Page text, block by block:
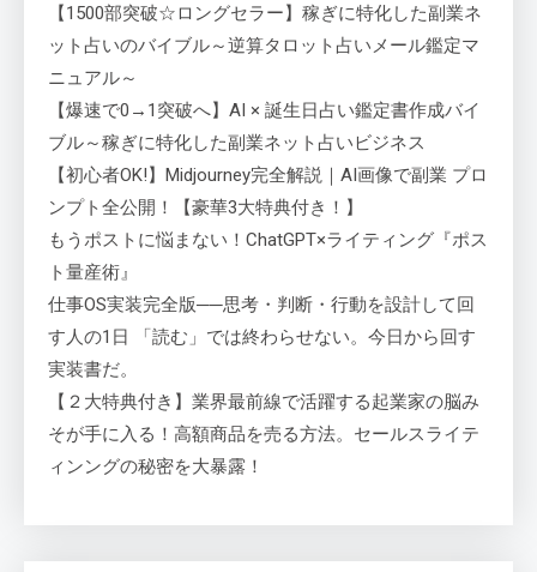
【1500部突破☆ロングセラー】稼ぎに特化した副業ネ
ット占いのバイブル～逆算タロット占いメール鑑定マ
ニュアル～
【爆速で0→1突破へ】AI × 誕生日占い鑑定書作成バイ
ブル～稼ぎに特化した副業ネット占いビジネス
【初心者OK!】Midjourney完全解説｜AI画像で副業 プロ
ンプト全公開！【豪華3大特典付き！】
もうポストに悩まない！ChatGPT×ライティング『ポス
ト量産術』
仕事OS実装完全版──思考・判断・行動を設計して回
す人の1日 「読む」では終わらせない。今日から回す
実装書だ。
【２大特典付き】業界最前線で活躍する起業家の脳み
そが手に入る！高額商品を売る方法。セールスライテ
ィンングの秘密を大暴露！